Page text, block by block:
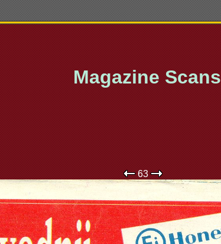
Magazine Scans
63